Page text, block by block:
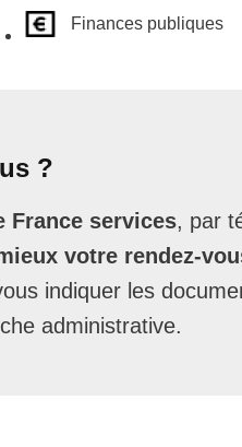
Finances publiques
?
France services, par
votre rendez-
indiquer les
administrative.